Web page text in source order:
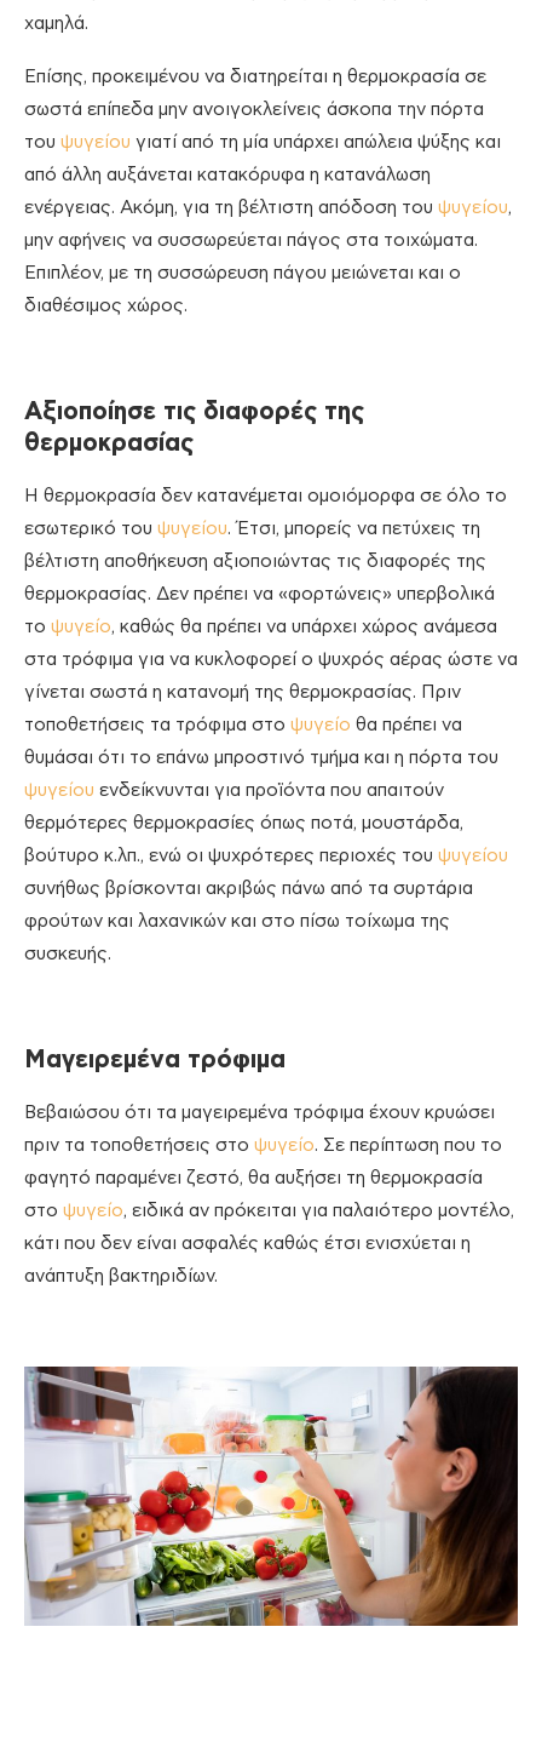
χαμηλά.
Επίσης, προκειμένου να διατηρείται η θερμοκρασία σε
σωστά επίπεδα μην ανοιγοκλείνεις άσκοπα την πόρτα
του ψυγείου γιατί από τη μία υπάρχει απώλεια ψύξης και
από άλλη αυξάνεται κατακόρυφα η κατανάλωση
ενέργειας. Ακόμη, για τη βέλτιστη απόδοση του ψυγείου,
μην αφήνεις να συσσωρεύεται πάγος στα τοιχώματα.
Επιπλέον, με τη συσσώρευση πάγου μειώνεται και ο
διαθέσιμος χώρος.
Αξιοποίησε τις διαφορές της
θερμοκρασίας
Η θερμοκρασία δεν κατανέμεται ομοιόμορφα σε όλο το
εσωτερικό του ψυγείου. Έτσι, μπορείς να πετύχεις τη
βέλτιστη αποθήκευση αξιοποιώντας τις διαφορές της
θερμοκρασίας. Δεν πρέπει να «φορτώνεις» υπερβολικά
το ψυγείο, καθώς θα πρέπει να υπάρχει χώρος ανάμεσα
στα τρόφιμα για να κυκλοφορεί ο ψυχρός αέρας ώστε να
γίνεται σωστά η κατανομή της θερμοκρασίας. Πριν
τοποθετήσεις τα τρόφιμα στο ψυγείο θα πρέπει να
θυμάσαι ότι το επάνω μπροστινό τμήμα και η πόρτα του
ψυγείου ενδείκνυνται για προϊόντα που απαιτούν
θερμότερες θερμοκρασίες όπως ποτά, μουστάρδα,
βούτυρο κ.λπ., ενώ οι ψυχρότερες περιοχές του ψυγείου
συνήθως βρίσκονται ακριβώς πάνω από τα συρτάρια
φρούτων και λαχανικών και στο πίσω τοίχωμα της
συσκευής.
Μαγειρεμένα τρόφιμα
Βεβαιώσου ότι τα μαγειρεμένα τρόφιμα έχουν κρυώσει
πριν τα τοποθετήσεις στο ψυγείο. Σε περίπτωση που το
φαγητό παραμένει ζεστό, θα αυξήσει τη θερμοκρασία
στο ψυγείο, ειδικά αν πρόκειται για παλαιότερο μοντέλο,
κάτι που δεν είναι ασφαλές καθώς έτσι ενισχύεται η
ανάπτυξη βακτηριδίων.